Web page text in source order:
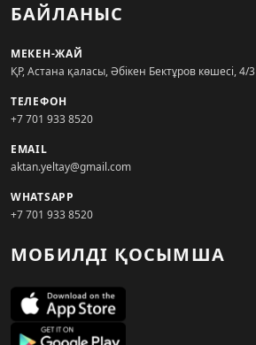
БАЙЛАНЫС
МЕКЕН-ЖАЙ
ҚР, Астана қаласы, Әбікен Бектұров көшесі, 4/3
ТЕЛЕФОН
+7 701 933 8520
EMAIL
aktan.yeltay@gmail.com
WHATSAPP
+7 701 933 8520
МОБИЛДІ ҚОСЫМША